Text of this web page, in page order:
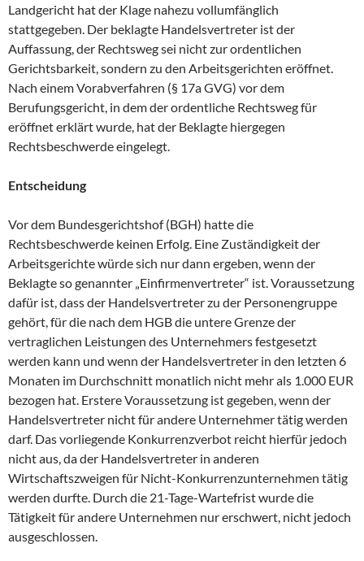
Landgericht hat der Klage nahezu vollumfänglich
stattgegeben. Der beklagte Handelsvertreter ist der
Auffassung, der Rechtsweg sei nicht zur ordentlichen
Gerichtsbarkeit, sondern zu den Arbeitsgerichten eröffnet.
Nach einem Vorabverfahren (§ 17a GVG) vor dem
Berufungsgericht, in dem der ordentliche Rechtsweg für
eröffnet erklärt wurde, hat der Beklagte hiergegen
Rechtsbeschwerde eingelegt.
Entscheidung
Vor dem Bundesgerichtshof (BGH) hatte die
Rechtsbeschwerde keinen Erfolg. Eine Zuständigkeit der
Arbeitsgerichte würde sich nur dann ergeben, wenn der
Beklagte so genannter „Einfirmenvertreter“ ist. Voraussetzung
dafür ist, dass der Handelsvertreter zu der Personengruppe
gehört, für die nach dem HGB die untere Grenze der
vertraglichen Leistungen des Unternehmers festgesetzt
werden kann und wenn der Handelsvertreter in den letzten 6
Monaten im Durchschnitt monatlich nicht mehr als 1.000 EUR
bezogen hat. Erstere Voraussetzung ist gegeben, wenn der
Handelsvertreter nicht für andere Unternehmer tätig werden
darf. Das vorliegende Konkurrenzverbot reicht hierfür jedoch
nicht aus, da der Handelsvertreter in anderen
Wirtschaftszweigen für Nicht-Konkurrenzunternehmen tätig
werden durfte. Durch die 21-Tage-Wartefrist wurde die
Tätigkeit für andere Unternehmen nur erschwert, nicht jedoch
ausgeschlossen.